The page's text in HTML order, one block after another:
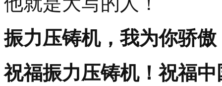
振力压铸机，我为你骄傲
祝福振力压铸机！祝福